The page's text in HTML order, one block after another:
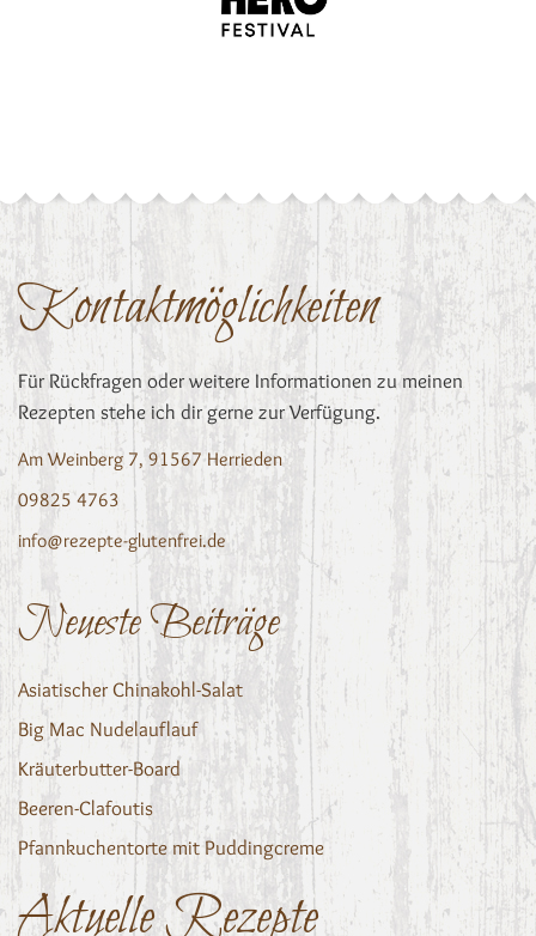
Kontaktmöglichkeiten
Für Rückfragen oder weitere Informationen zu meinen
Rezepten stehe ich dir gerne zur Verfügung.
Am Weinberg 7, 91567 Herrieden
09825 4763
info@rezepte-glutenfrei.de
Neueste Beiträge
Asiatischer Chinakohl-Salat
Big Mac Nudelauflauf
Kräuterbutter-Board
Beeren-Clafoutis
Pfannkuchentorte mit Puddingcreme
Aktuelle Rezepte